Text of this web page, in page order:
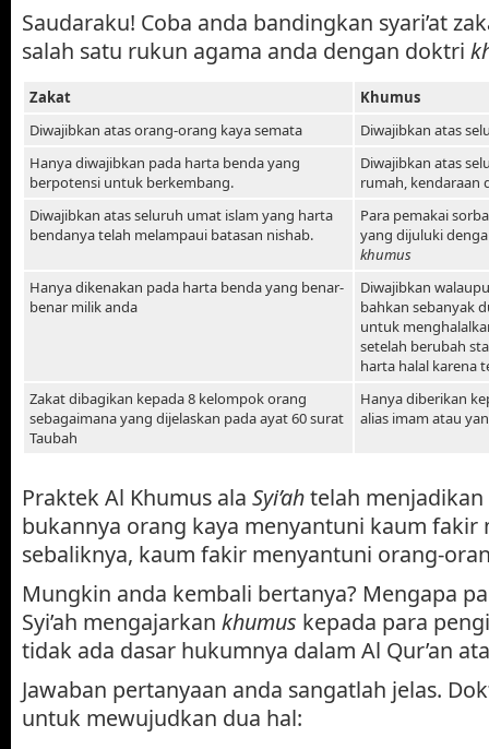
Saudaraku! Coba anda bandingkan syari’at
salah satu rukun agama anda dengan doktri
Zakat
Khumus
Diwajibkan atas orang-orang kaya semata
Diwajibkan atas
Hanya diwajibkan pada harta benda yang
berpotensi untuk berkembang.
Diwajibkan atas
rumah, kendaraan
Diwajibkan atas seluruh umat islam yang harta
bendanya telah melampaui batasan nishab.
Para pemakai
yang dijuluki
khumus
Hanya dikenakan pada harta benda yang benar-
benar milik anda
Diwajibkan
bahkan sebanyak
untuk
setelah berubah
harta halal karena
Zakat dibagikan kepada 8 kelompok orang
sebagaimana yang dijelaskan pada ayat 60 surat
Taubah
Hanya diberikan
alias imam atau
Praktek Al Khumus ala Syi’ahtelah
bukannya orang kaya menyantuni kaum fakir
sebaliknya, kaum fakir menyantuni orang-
Mungkin anda kembali bertanya? Mengapa
Syi’ah mengajarkan khumus kepada para
tidak ada dasar hukumnya dalam Al Qur’an
Jawaban pertanyaan anda sangatlah jelas.
untuk mewujudkan dua hal: